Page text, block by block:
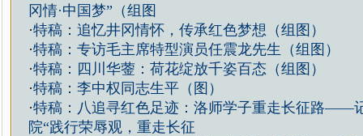
冈情·中国梦”（组图
·特稿：追忆井冈情怀，传承红色梦想（组图）
·特稿：专访毛主席特型演员任震龙先生（组图）
·特稿：四川华蓥：荷花绽放千姿百态（组图）
·特稿：李中权同志生平（图）
·特稿：八追寻红色足迹：洛师学子重走长征路——
院“践行荣辱观，重走长征